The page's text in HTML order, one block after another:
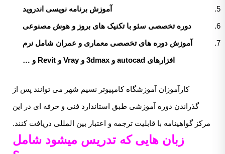
آموزش برنامه نویسی اندروید
دوره تخصصی سئو با تکنیک های بروز و هوش مصنوعی
آموزش دوره های تخصصی معماری و عمران شامل نرم
افزارهای autocad و 3dmax و Vray و Revit و …
کارآموزان آموزشگاه کامپیوتر نسیم شهر می‌ توانند پس از
گذراندن دوره آموزشی طبق استاندارد فنی‌ و حرفه‌ ای در این
مرکز گواهینامه با قابلیت ترجمه‌ و اعتبار بین‌ المللی دریافت کنند.
زبان هایی که تدریس میشود شامل